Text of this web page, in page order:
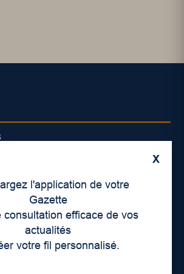
X
l'application de votre
Gazette
consultation efficace de vos
actualités
votre fil personnalisé.